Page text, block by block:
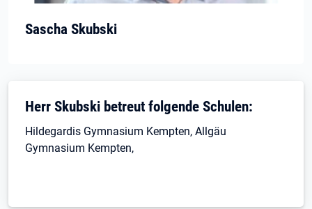
Sascha Skubski
Herr Skubski betreut folgende Schulen:
Hildegardis Gymnasium Kempten, Allgäu
Gymnasium Kempten,